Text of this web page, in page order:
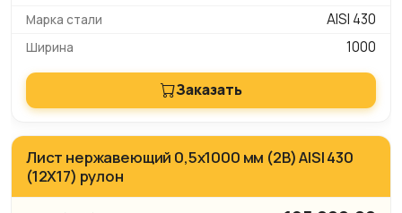
AISI 430
1000
Заказать
Лист нержавеющий 0,5х1000 мм (2B) AISI 430
(12Х17) рулон